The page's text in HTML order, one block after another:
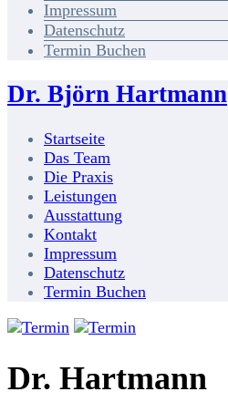
Impressum
Datenschutz
Termin Buchen
Dr. Björn Hartmann
Startseite
Das Team
Die Praxis
Leistungen
Ausstattung
Kontakt
Impressum
Datenschutz
Termin Buchen
Dr. Hartmann